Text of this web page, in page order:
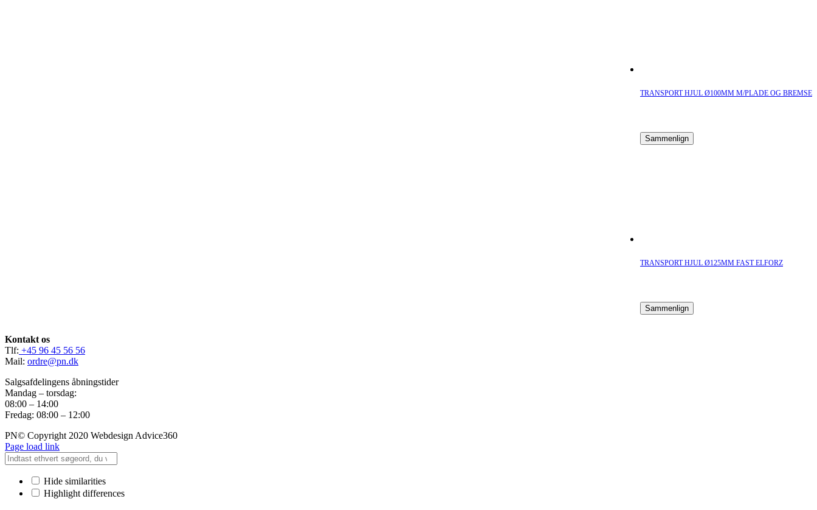
TRANSPORT HJUL Ø100MM M/PLADE OG BREMSE
Sammenlign
TRANSPORT HJUL Ø125MM FAST ELFORZ
Sammenlign
Kontakt os
Tlf: +45 96 45 56 56
Mail: ordre@pn.dk
Salgsafdelingens åbningstider
Mandag – torsdag:
08:00 – 14:00
Fredag: 08:00 – 12:00
PN© Copyright 2020 Webdesign Advice360
Page load link
Hide similarities
Highlight differences